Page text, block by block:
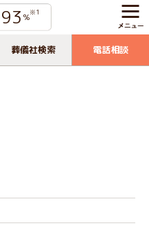
93 %※1
葬儀社検索 電話相談